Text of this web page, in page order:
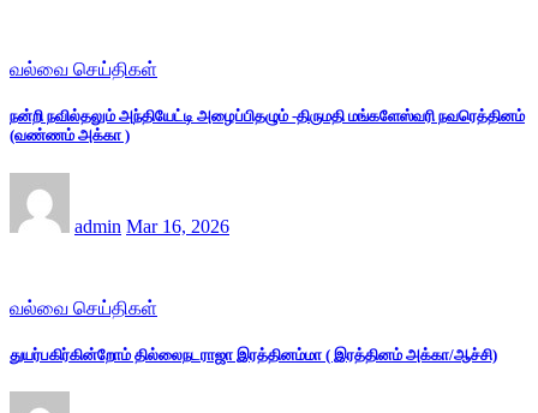
வல்வை செய்திகள்
நன்றி நவில்தலும் அந்தியேட்டி அழைப்பிதழும் -திருமதி மங்களேஸ்வரி நவரெத்தினம்
(வண்ணம் அக்கா )
admin Mar 16, 2026
வல்வை செய்திகள்
துயர்பகிர்கின்றோம் தில்லைநடராஜா இரத்தினம்மா ( இரத்தினம் அக்கா/ஆச்சி)